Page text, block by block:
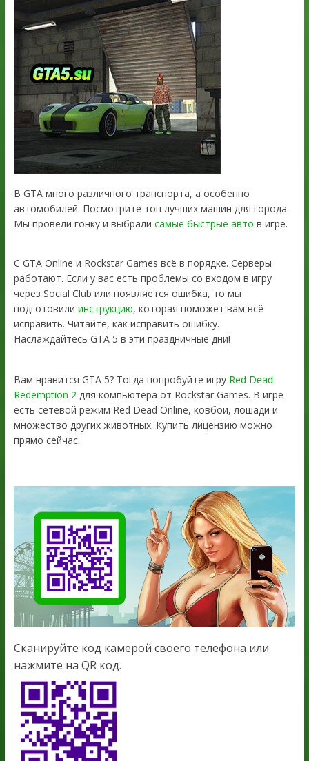
В GTA много различного транспорта, а особенно
автомобилей. Посмотрите топ лучших машин для города.
Мы провели гонку и выбрали самые быстрые авто в игре.
С GTA Online и Rockstar Games всё в порядке. Серверы
работают. Если у вас есть проблемы со входом в игру
через Social Club или появляется ошибка, то мы
подготовили инструкцию, которая поможет вам всё
исправить. Читайте, как исправить ошибку.
Наслаждайтесь GTA 5 в эти праздничные дни!
Вам нравится GTA 5? Тогда попробуйте игру Red Dead
Redemption 2для компьютера от Rockstar Games. В игре
есть сетевой режим Red Dead Online, ковбои, лошади и
множество других животных. Купить лицензию можно
прямо сейчас.
Сканируйте код камерой своего телефона или
нажмите на QR код.